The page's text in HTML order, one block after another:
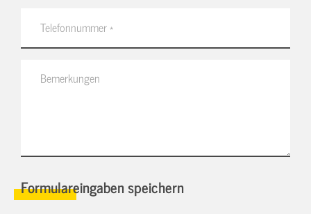
Formulareingaben speichern